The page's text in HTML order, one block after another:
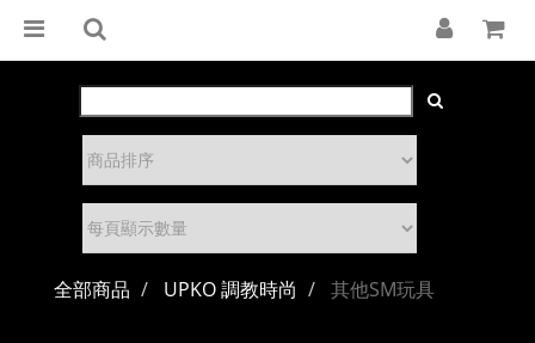
全部商品 UPKO 調教時尚 其他SM玩具